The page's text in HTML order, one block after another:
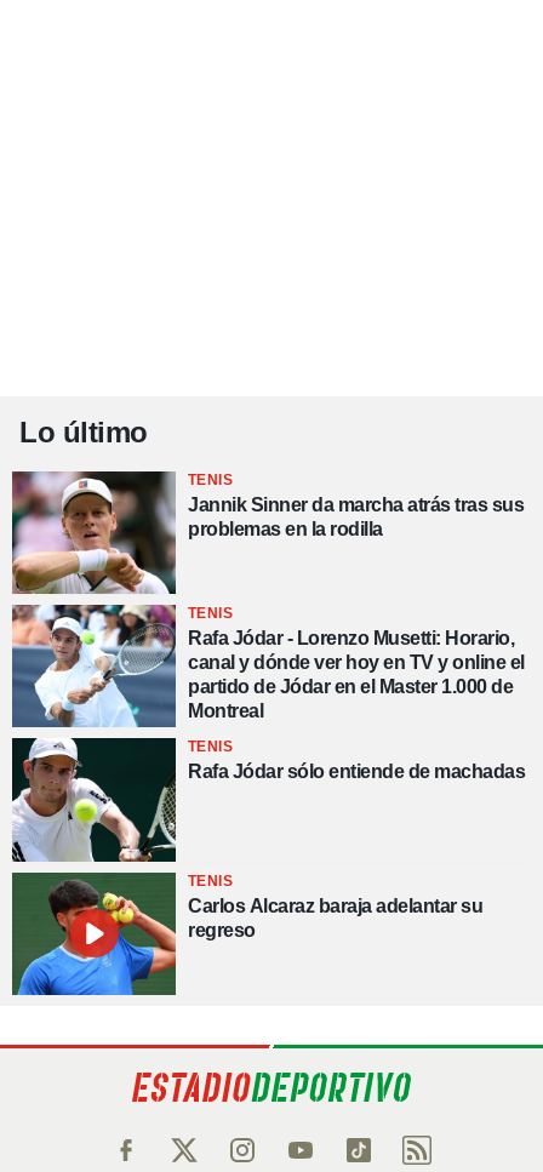
Lo último
TENIS
Jannik Sinner da marcha atrás tras sus
problemas en la rodilla
TENIS
Rafa Jódar - Lorenzo Musetti: Horario,
canal y dónde ver hoy en TV y online el
partido de Jódar en el Master 1.000 de
Montreal
TENIS
Rafa Jódar sólo entiende de machadas
TENIS
Carlos Alcaraz baraja adelantar su
regreso